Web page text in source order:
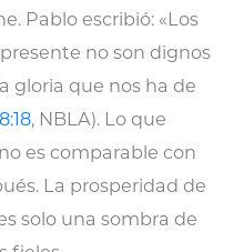
Pablo escribió: «Los
no son dignos
gloria que nos ha de
, NBLA). Lo que
es comparable con
La prosperidad de
solo una sombra de